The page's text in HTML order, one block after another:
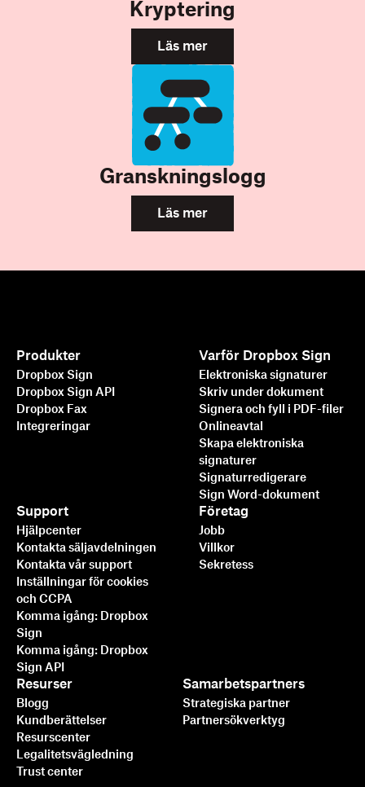
Kryptering
Läs mer
Granskningslogg
Läs mer
Produkter
Dropbox Sign
Dropbox Sign API
Dropbox Fax
Integreringar
Varför Dropbox Sign
Elektroniska signaturer
Skriv under dokument
Signera och fyll i PDF-filer
Onlineavtal
Skapa elektroniska
signaturer
Signaturredigerare
Sign Word-dokument
Support
Hjälpcenter
Kontakta säljavdelningen
Kontakta vår support
Inställningar för cookies
och CCPA
Komma igång: Dropbox
Sign
Komma igång: Dropbox
Sign API
Resurser
Blogg
Kundberättelser
Resurscenter
Legalitetsvägledning
Trust center
Samarbetspartners
Strategiska partner
Partnersökverktyg
Företag
Jobb
Villkor
Sekretess